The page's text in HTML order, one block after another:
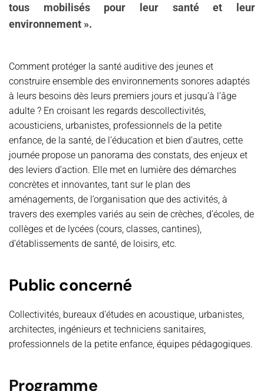
tous mobilisés pour leur santé et leur
environnement ».
Comment protéger la santé auditive des jeunes et
construire ensemble des environnements sonores adaptés
à leurs besoins dès leurs premiers jours et jusqu’à l’âge
adulte ? En croisant les regards descollectivités,
acousticiens, urbanistes, professionnels de la petite
enfance, de la santé, de l’éducation et bien d’autres, cette
journée propose un panorama des constats, des enjeux et
des leviers d’action. Elle met en lumière des démarches
concrètes et innovantes, tant sur le plan des
aménagements, de l’organisation que des activités, à
travers des exemples variés au sein de crèches, d’écoles, de
collèges et de lycées (cours, classes, cantines),
d’établissements de santé, de loisirs, etc.
Public concerné
Collectivités, bureaux d’études en acoustique, urbanistes,
architectes, ingénieurs et techniciens sanitaires,
professionnels de la petite enfance, équipes pédagogiques.
Programme